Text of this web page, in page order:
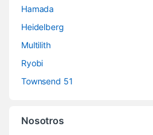
Hamada
Heidelberg
Multilith
Ryobi
Townsend 51
Nosotros